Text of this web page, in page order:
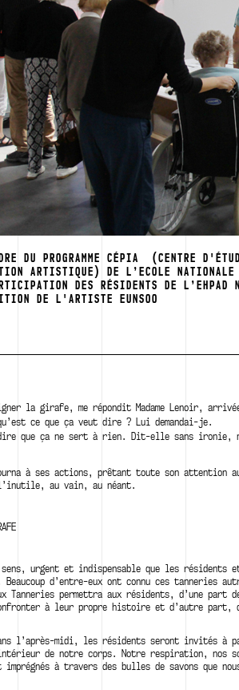
DU PROGRAMME CÉPIA (CENTRE
ARTISTIQUE) DE L’ECOLE NATIONALE
DES RÉSIDENTS DE L’EHPAD
DE L'ARTISTE EUNSOO
la girafe, me répondit Madame Lenoir,
ce que ça veut dire ? Lui demandai-je.
que ça ne sert à rien. Dit-elle sans ironie,
à ses actions, prêtant toute son attention au
au vain, au néant.
urgent et indispensable que les résidents
Beaucoup d’entre-eux ont connu ces tanneries
Tanneries permettra aux résidents, d’une part
à leur propre histoire et d’autre
l’après-midi, les résidents seront invités
de notre corps. Notre respiration, nos
à travers des bulles de savons que nous